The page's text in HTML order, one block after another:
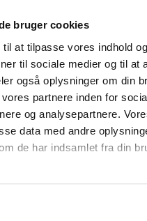
bruger cookies
at tilpasse vores indhold
til sociale medier og til at
også oplysninger om din
partnere inden for
og analysepartnere.
data med andre
de har indsamlet fra din
og vi udnytter
er derimod et træprodukt,
træ, der normalt ikke kan
træ, der ikke kan bruges,
presset sammen til MDF,
eksempler på, hvordan vi
designet og produktionen af